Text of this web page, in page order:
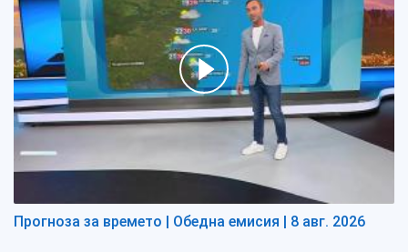
Прогноза за времето | Обедна емисия | 8 авг. 2026